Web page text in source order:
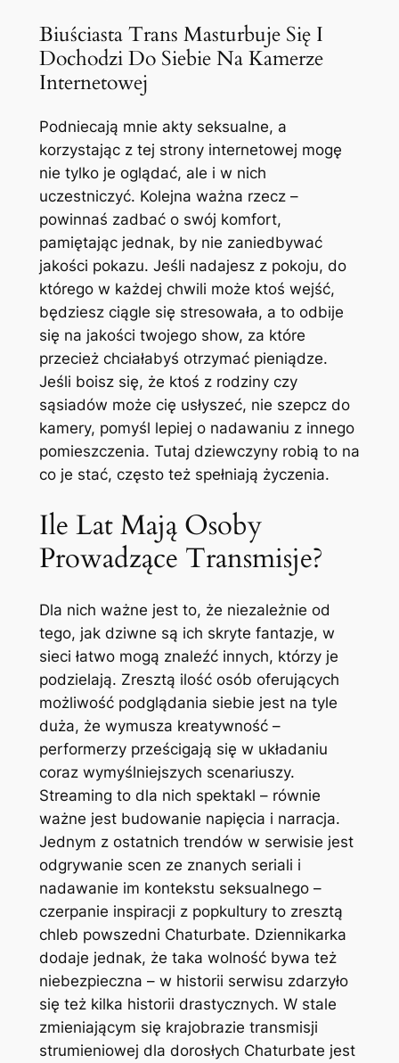
Biuściasta Trans Masturbuje Się I
Dochodzi Do Siebie Na Kamerze
Internetowej
Podniecają mnie akty seksualne, a
korzystając z tej strony internetowej mogę
nie tylko je oglądać, ale i w nich
uczestniczyć. Kolejna ważna rzecz –
powinnaś zadbać o swój komfort,
pamiętając jednak, by nie zaniedbywać
jakości pokazu. Jeśli nadajesz z pokoju, do
którego w każdej chwili może ktoś wejść,
będziesz ciągle się stresowała, a to odbije
się na jakości twojego show, za które
przecież chciałabyś otrzymać pieniądze.
Jeśli boisz się, że ktoś z rodziny czy
sąsiadów może cię usłyszeć, nie szepcz do
kamery, pomyśl lepiej o nadawaniu z innego
pomieszczenia. Tutaj dziewczyny robią to na
co je stać, często też spełniają życzenia.
Ile Lat Mają Osoby
Prowadzące Transmisje?
Dla nich ważne jest to, że niezależnie od
tego, jak dziwne są ich skryte fantazje, w
sieci łatwo mogą znaleźć innych, którzy je
podzielają. Zresztą ilość osób oferujących
możliwość podglądania siebie jest na tyle
duża, że wymusza kreatywność –
performerzy prześcigają się w układaniu
coraz wymyślniejszych scenariuszy.
Streaming to dla nich spektakl – równie
ważne jest budowanie napięcia i narracja.
Jednym z ostatnich trendów w serwisie jest
odgrywanie scen ze znanych seriali i
nadawanie im kontekstu seksualnego –
czerpanie inspiracji z popkultury to zresztą
chleb powszedni Chaturbate. Dziennikarka
dodaje jednak, że taka wolność bywa też
niebezpieczna – w historii serwisu zdarzyło
się też kilka historii drastycznych. W stale
zmieniającym się krajobrazie transmisji
strumieniowej dla dorosłych Chaturbate jest